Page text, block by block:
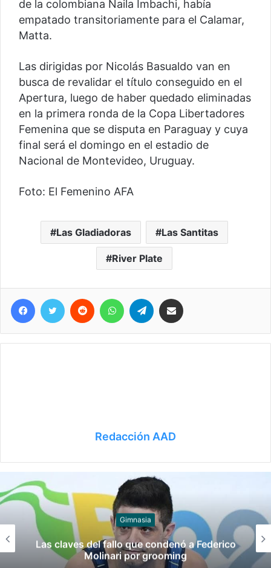
de la colombiana Naila Imbachi, había
empatado transitoriamente para el Calamar,
Matta.
Las dirigidas por Nicolás Basualdo van en
busca de revalidar el título conseguido en el
Apertura, luego de haber quedado eliminadas
en la primera ronda de la Copa Libertadores
Femenina que se disputa en Paraguay y cuya
final será el domingo en el estadio de
Nacional de Montevideo, Uruguay.
Foto: El Femenino AFA
Las Gladiadoras Las Santitas
River Plate
Facebook
Twitter Reddit WhatsAppTelegram
Redacción AAD
Juegos
Late el Sur: la canción de los Juegos
Suramericanos compuesta por mujeres